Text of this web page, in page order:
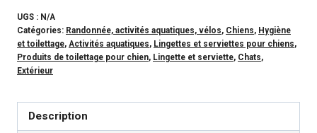
-
Serviette
microfibre
15"x20"
chien
UGS : N/A
Catégories: Randonnée, activités aquatiques, vélos, Chiens, Hygiène
et toilettage, Activités aquatiques, Lingettes et serviettes pour chiens,
Produits de toilettage pour chien, Lingette et serviette, Chats,
Extérieur
Description